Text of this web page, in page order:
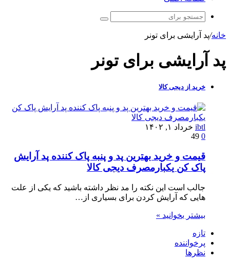
خانه/پد آرایشی برای تونر
پد آرایشی برای تونر
خرید از دیجی کالا
ibtl خرداد ۱, ۱۴۰۲
0
قیمت و خرید بهترین پد و پنبه پاک کننده پد آرایش
پاک کن یکبارمصرف دیجی کالا
جالب است این نکته را مد نظر داشته باشید که یکی از علت
هایی که آرایش کردن برای بسیاری از…
بیشتر بخوانید »
تازه
پرخواننده
نظرها